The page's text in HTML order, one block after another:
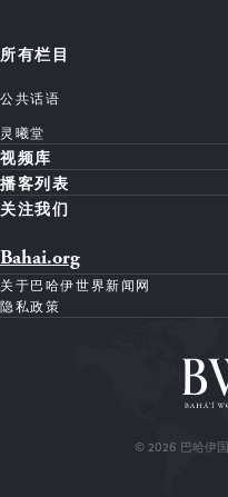
所有栏目
公共话语
灵曦堂
视频库
播客列表
关注我们
Bahai.org
关于巴哈伊世界新闻网
隐私政策
© 2026 巴哈伊国